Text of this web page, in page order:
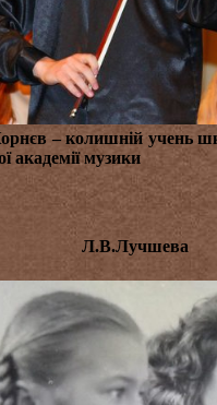
– колишній учень
академії музики
Л.В.Лучшева